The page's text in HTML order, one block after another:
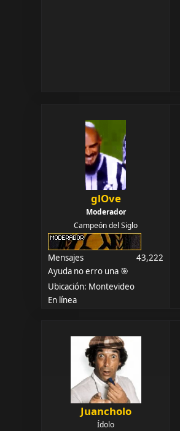
glOve
Moderador
Campeón del Siglo
Mensajes
43,222
Ayuda no erro una 🎯
Ubicación: Montevideo
En línea
Juancholo
Ídolo